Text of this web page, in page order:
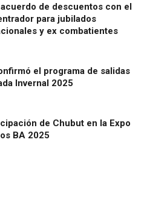
de descuentos con el
para jubilados
y ex combatientes
el programa de salidas
Invernal 2025
de Chubut en la Expo
BA 2025